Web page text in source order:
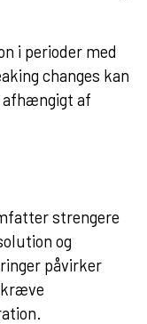
i perioder med
changes kan
afhængigt af
strengere
og
påvirker
kræve